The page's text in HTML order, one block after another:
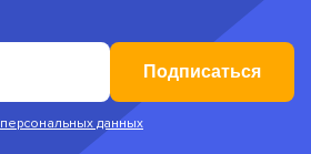
Подписаться
персональных данных